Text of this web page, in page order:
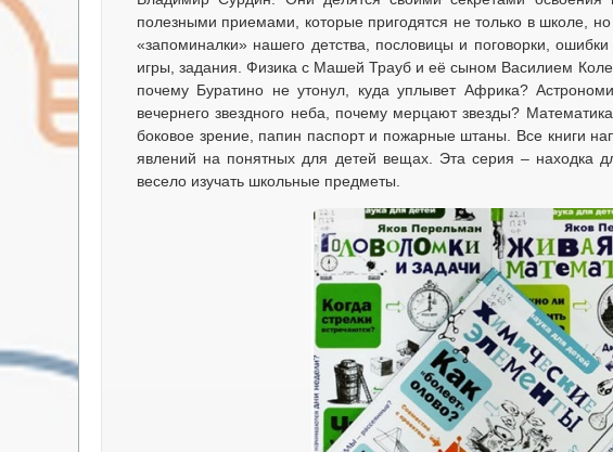
полезными приемами, которые пригодятся не только в школе,
«запоминалки» нашего детства, пословицы и поговорки,
игры, задания. Физика с Машей Трауб и её сыном Василием
почему Буратино не утонул, куда уплывет Африка?
вечернего звездного неба, почему мерцают звезды?
боковое зрение, папин паспорт и пожарные штаны. Все книги
явлений на понятных для детей вещах. Эта серия – находка
весело изучать школьные предметы.